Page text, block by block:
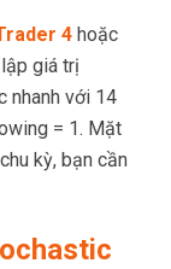
4 hoặc
giá trị
nhanh với 14
= 1. Mặt
kỳ, bạn cần